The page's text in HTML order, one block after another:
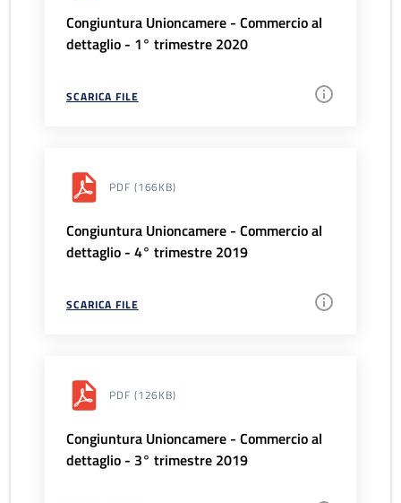
Congiuntura Unioncamere - Commercio al
dettaglio - 1° trimestre 2020
SCARICA FILE
PDF (166KB)
Congiuntura Unioncamere - Commercio al
dettaglio - 4° trimestre 2019
SCARICA FILE
PDF (126KB)
Congiuntura Unioncamere - Commercio al
dettaglio - 3° trimestre 2019